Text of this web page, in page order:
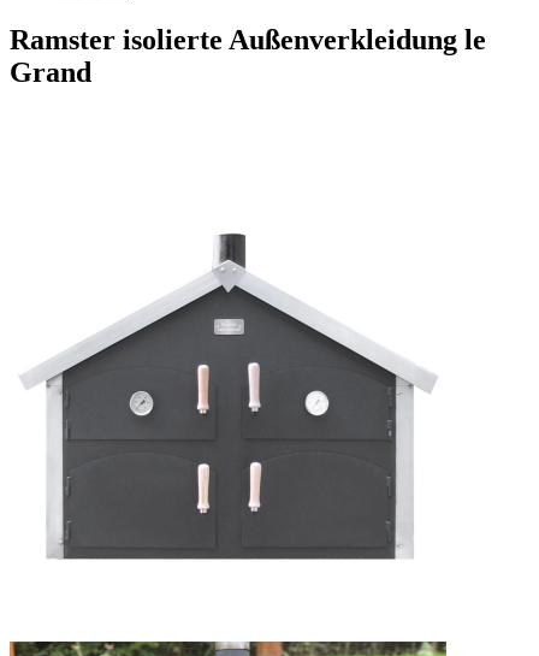
Ramster isolierte Außenverkleidung le
Grand